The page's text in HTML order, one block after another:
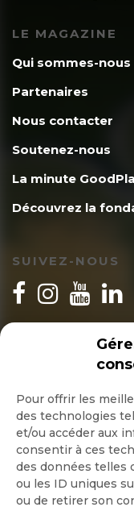
Pour offrir les
des technologies
et/ou accéder aux
consentir à ces
des données telles
ou les ID uniques
ou de retirer son
LE MAGAZINE
Qui sommes-nous
Partenaires
Nous contacter
Soutenez-nous
La minute
Découvrez la
SUIVEZ-NOUS
INSCRIPTION
Quotidienne
Hebdo
OK